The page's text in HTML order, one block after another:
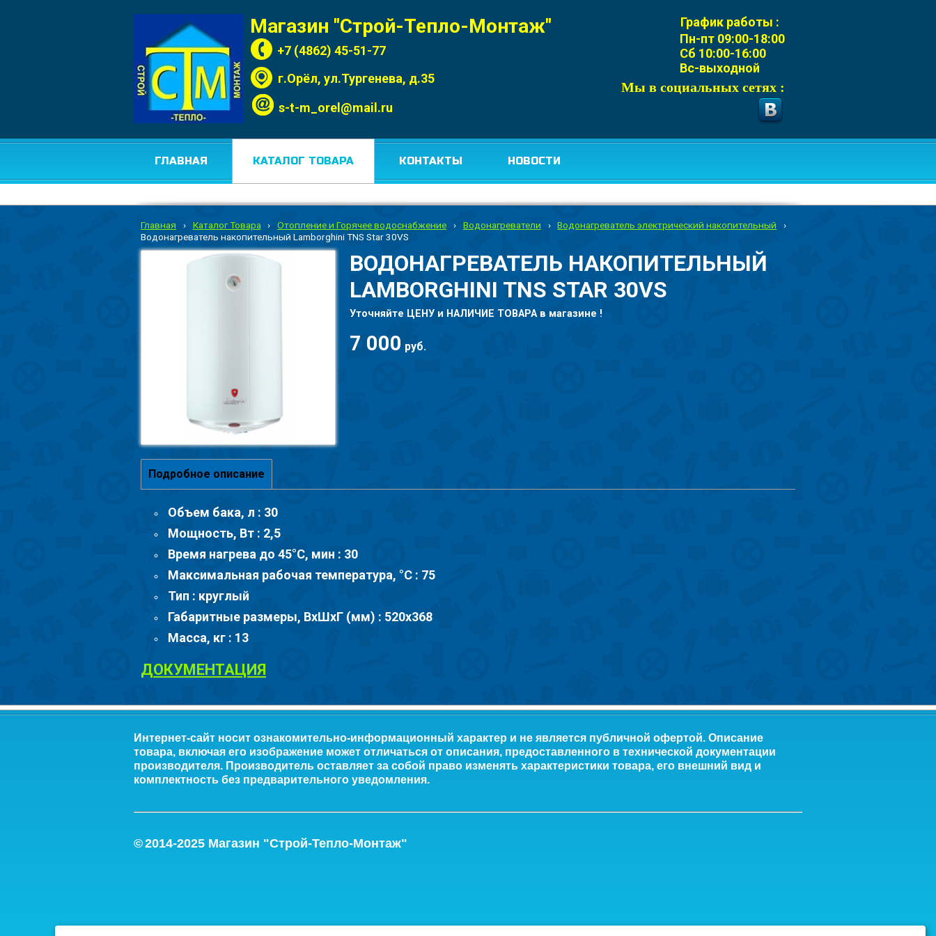
Магазин "Строй-Тепло-Монтаж"
+7 (4862) 45-51-77
г.Орёл, ул.Тургенева, д.35
s-t-m_orel@mail.ru
Мы в социальных сетях :
График работы :
Пн-пт 09:00-18:00
Сб 10:00-16:00
Вс-выходной
ГЛАВНАЯ КАТАЛОГ ТОВАРА КОНТАКТЫ НОВОСТИ
Главная › Каталог Товара › Отопление и Горячее водоснабжение › Водонагреватели › Водонагреватель электрический накопительный
›
Водонагреватель накопительный Lamborghini TNS Star 30VS
ВОДОНАГРЕВАТЕЛЬ НАКОПИТЕЛЬНЫЙ
LAMBORGHINI TNS STAR 30VS
Уточняйте ЦЕНУ и НАЛИЧИЕ ТОВАРА в магазине !
7 000 руб.
Подробное описание
Объем бака, л : 30
Мощность, Вт : 2,5
Время нагрева до 45°С, мин : 30
Максимальная рабочая температура, °С : 75
Тип : круглый
Габаритные размеры, ВхШхГ (мм) : 520х368
Масса, кг : 13
ДОКУМЕНТАЦИЯ
Интернет-сайт носит ознакомительно-информационный характер и не является публичной офертой. Описание
товара, включая его изображение может отличаться от описания, предоставленного в технической документации
производителя. Производитель оставляет за собой право изменять характеристики товара, его внешний вид и
комплектность без предварительного уведомления.
©2014-2025 Магазин "Строй-Тепло-Монтаж"